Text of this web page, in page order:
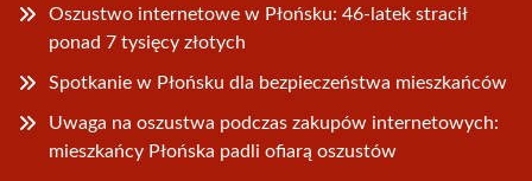
Oszustwo internetowe w Płońsku: 46-latek stracił
ponad 7 tysięcy złotych
Spotkanie w Płońsku dla bezpieczeństwa mieszkańców
Uwaga na oszustwa podczas zakupów internetowych:
mieszkańcy Płońska padli ofiarą oszustów